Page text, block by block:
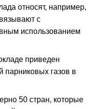
относят, например,
с
использованием
приведен
парниковых газов в
50 стран, которые